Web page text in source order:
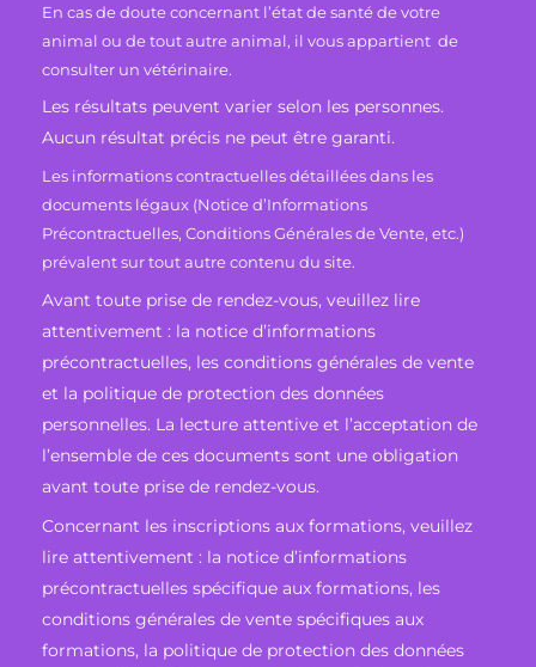
En cas de doute concernant l’état de santé de votre
animal ou de tout autre animal, il vous appartient de
consulter un vétérinaire.
Les résultats peuvent varier selon les personnes.
Aucun résultat précis ne peut être garanti.
Les informations contractuelles détaillées dans les
documents légaux (Notice d’Informations
Précontractuelles, Conditions Générales de Vente, etc.)
prévalent sur tout autre contenu du site.
Avant toute prise de rendez-vous, veuillez lire
attentivement : la notice d’informations
précontractuelles, les conditions générales de vente
et la politique de protection des données
personnelles. La lecture attentive et l’acceptation de
l’ensemble de ces documents sont une obligation
avant toute prise de rendez-vous.
Concernant les inscriptions aux formations, veuillez
lire attentivement : la notice d’informations
précontractuelles spécifique aux formations, les
conditions générales de vente spécifiques aux
formations, la politique de protection des données